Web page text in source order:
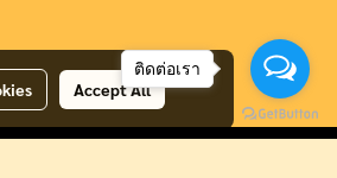
Accept All
ติดต่อเรา